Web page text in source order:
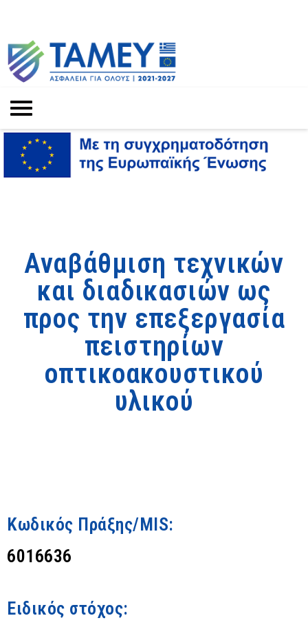
Αναβάθμιση τεχνικών
και διαδικασιών ως
προς την επεξεργασία
πειστηρίων
οπτικοακουστικού
υλικού
Κωδικός Πράξης/MIS:
6016636
Ειδικός στόχος: